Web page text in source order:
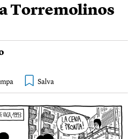
Torremolinos